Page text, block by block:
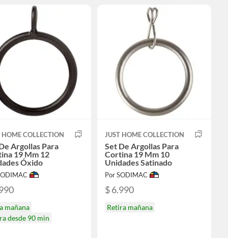
HOME COLLECTION
Argollas Para
19 Mm 12
Óxido
mañana
desde 90 min
JUST HOME COLLECTION
Set De Argollas Para
Cortina 19 Mm 10
Unidades Satinado
Por SODIMAC
$ 6.990
Retira mañana